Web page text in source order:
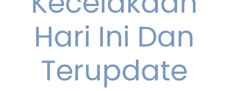
Hari Ini Dan
Terupdate